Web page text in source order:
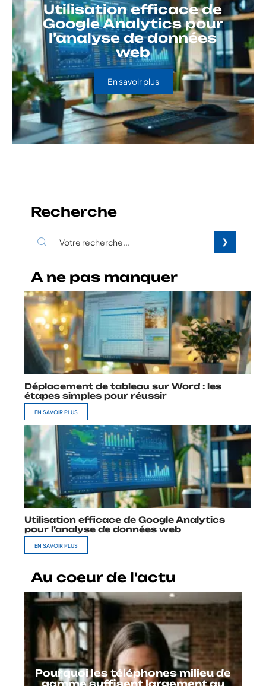
Utilisation efficace de
Google Analytics pour
l’analyse de données
web
En savoir plus
Recherche
A ne pas manquer
Déplacement de tableau sur Word : les
étapes simples pour réussir
EN SAVOIR PLUS
Utilisation efficace de Google Analytics
pour l’analyse de données web
EN SAVOIR PLUS
Au coeur de l'actu
Pourquoi les téléphones milieu de
gamme suffisent largement au